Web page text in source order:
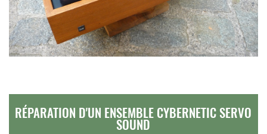
RÉPARATION D'UN ENSEMBLE CYBERNETIC SERVO
SOUND